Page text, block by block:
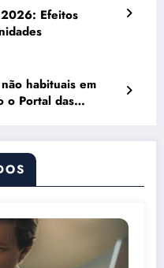
Efeitos
habituais em
o Portal das